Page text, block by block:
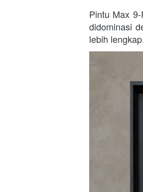
Pintu Max
didominasi
lebih